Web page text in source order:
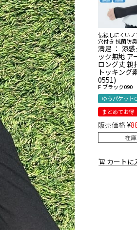
伝線しにくい
穴付き 抗菌防
満足 ： 涼
ック無地 ア
ロング丈 親
トッキング
0551)
F ブラック090
ゆうパケット
まとめてお得
販売価格 ¥
在
カートに